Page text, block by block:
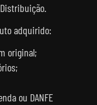
adquirido:
original;
ou DANFE